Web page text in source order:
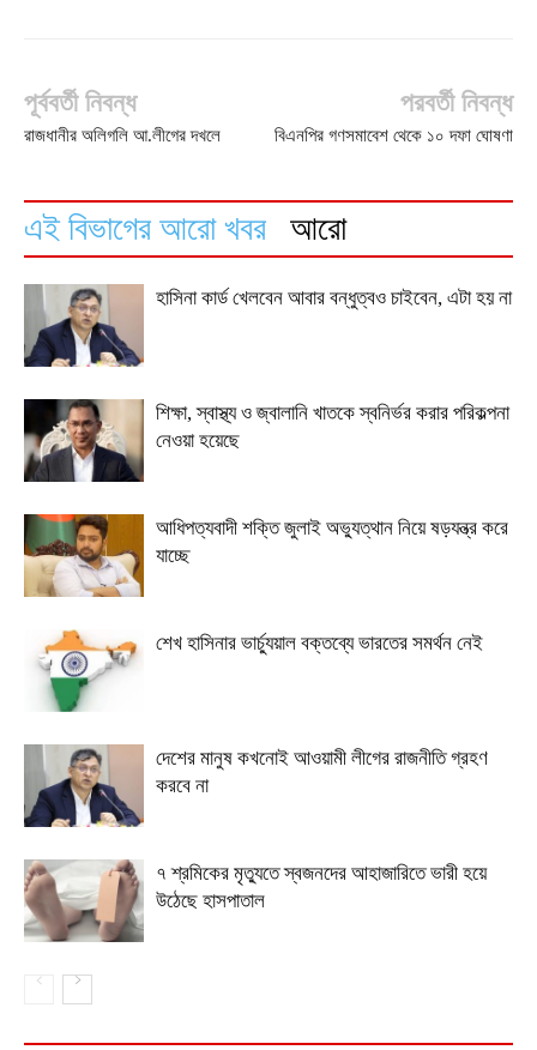
পূর্ববর্তী নিবন্ধ
রাজধানীর অলিগলি আ.লীগের দখলে
পরবর্তী নিবন্ধ
বিএনপির গণসমাবেশ থেকে ১০ দফা ঘোষণা
এই বিভাগের আরো খবর আরো
হাসিনা কার্ড খেলবেন আবার বন্ধুত্বও চাইবেন, এটা হয় না
শিক্ষা, স্বাস্থ্য ও জ্বালানি খাতকে স্বনির্ভর করার পরিকল্পনা
নেওয়া হয়েছে
আধিপত্যবাদী শক্তি জুলাই অভ্যুত্থান নিয়ে ষড়যন্ত্র করে
যাচ্ছে
শেখ হাসিনার ভার্চ্যুয়াল বক্তব্যে ভারতের সমর্থন নেই
দেশের মানুষ কখনোই আওয়ামী লীগের রাজনীতি গ্রহণ
করবে না
৭ শ্রমিকের মৃত্যুতে স্বজনদের আহাজারিতে ভারী হয়ে
উঠেছে হাসপাতাল